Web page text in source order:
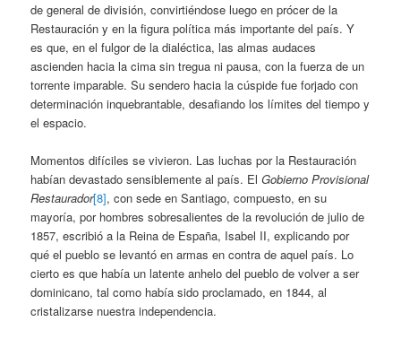
de general de división, convirtiéndose luego en prócer de la
Restauración y en la figura política más importante del país. Y
es que, en el fulgor de la dialéctica, las almas audaces
ascienden hacia la cima sin tregua ni pausa, con la fuerza de un
torrente imparable. Su sendero hacia la cúspide fue forjado con
determinación inquebrantable, desafiando los límites del tiempo y
el espacio.
Momentos difíciles se vivieron. Las luchas por la Restauración
habían devastado sensiblemente al país. ElGobierno Provisional
Restaurador[8], con sede en Santiago, compuesto, en su
mayoría, por hombres sobresalientes de la revolución de julio de
1857, escribió a la Reina de España, Isabel II, explicando por
qué el pueblo se levantó en armas en contra de aquel país. Lo
cierto es que había un latente anhelo del pueblo de volver a ser
dominicano, tal como había sido proclamado, en 1844, al
cristalizarse nuestra independencia.